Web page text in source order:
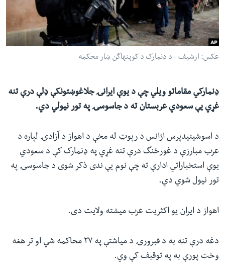
شئ
لټون
ځای
له مونږ سره په تماس کې پاتې شئ
عکس: ارشیف - د ډنمارک د کوپنهاگن ښار محکمه
ډنمارکي مقاماتو ویلي چې د یوې ایرانۍ جلاغوښتونکې ډلې درې تنه
غړي یې سعودي عربستان ته د جاسوسۍ په تور نیولي دي.
د اسوشیتیدپرس اژانس د رپوټ له مخې د اهواز د آزادۍ لپاره د
عرب مبارزې د غورځنگ درې تنه غړي په ډنمارک کې د سعودي
یوې استخباراتي ادارې ته چې نوم یې ندی ذکر شوی د جاسوسۍ په
تور نیول شوي دي.
اهواز د ایران یو اکثریت عرب میشته ولایت دی.
دغه درې تنه به د فبرورۍ د میاشتې په ٢٧ محاکمه شي او تر هغه
وخت پورې به په توقیف کې وي.